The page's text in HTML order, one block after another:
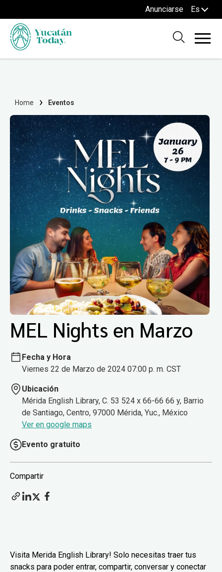
Anunciarse Es
Home Eventos
MEL Nights en Marzo
Fecha y Hora
Viernes 22 de Marzo de 2024 07:00 p. m. CST
Ubicación
Mérida English Library, C. 53 524 x 66-66 66 y, Barrio
de Santiago, Centro, 97000 Mérida, Yuc., México
Ver en google maps
Evento gratuito
Compartir
Visita Merida English Library! Solo necesitas traer tus
snacks para poder entrar, compartir, conversar y conectar